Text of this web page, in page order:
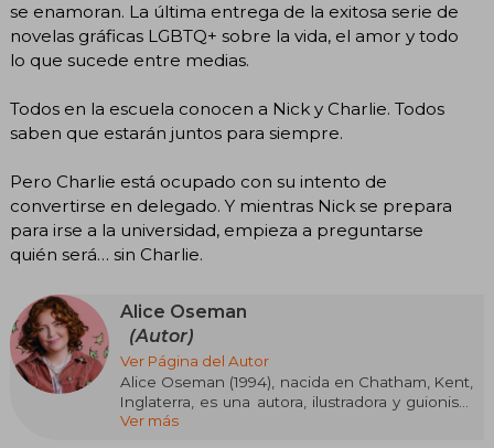
se enamoran. La última entrega de la exitosa serie de
novelas gráficas LGBTQ+ sobre la vida, el amor y todo
lo que sucede entre medias.
Todos en la escuela conocen a Nick y Charlie. Todos
saben que estarán juntos para siempre.
Pero Charlie está ocupado con su intento de
convertirse en delegado. Y mientras Nick se prepara
para irse a la universidad, empieza a preguntarse
quién será… sin Charlie.
Alice Oseman
(Autor)
Ver Página del Autor
Alice Oseman (1994), nacida en Chatham, Kent,
Inglaterra, es una autora, ilustradora y guionista
galardonada, reconocida mundialmente por
Ver más